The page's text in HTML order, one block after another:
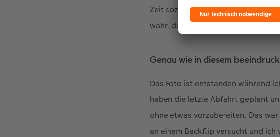
Zeit sozusagen anhält. Wenn man
wahr, das hat eine ganz andere
Genau wie in diesem
Das Foto ist entstanden während
haben die letzte Abfahrt geplant
ohne etwas vorzubereiten. Das
an einem Backflip versucht und